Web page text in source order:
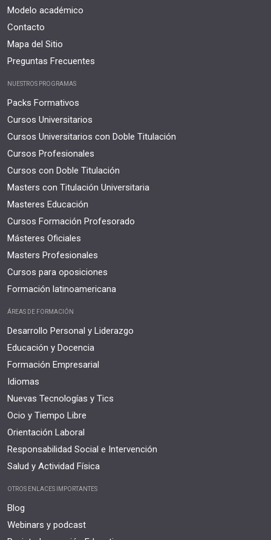
Modelo académico
Contacto
Mapa del Sitio
Preguntas Frecuentes
NUESTROS PROGRAMAS
Packs Formativos
Cursos Universitarios
Cursos Universitarios con Doble Titulación
Cursos Profesionales
Cursos con Doble Titulación
Masters con Titulación Universitaria
Masteres Educación
Cursos Formación Profesorado
Másteres Oficiales
Masters Profesionales
Cursos para oposiciones
Formación latinoamericana
ÁREAS DE FORMACIÓN
Desarrollo Personal y Liderazgo
Educación y Docencia
Formación Empresarial
Idiomas
Nuevas Tecnologías y Tics
Ocio y Tiempo Libre
Orientación Laboral
Responsabilidad Social e Intervención
Salud y Actividad Física
OTROS ENLACES IMPORTANTES
Blog
Webinars y podcast